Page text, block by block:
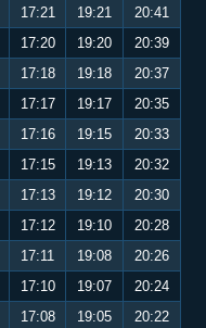
17:21 19:21
20:41
17:20 19:20
20:39
17:18 19:18
20:37
17:17 19:17
20:35
17:16 19:15
20:33
17:15 19:13
20:32
17:13 19:12
20:30
17:12 19:10
20:28
17:11 19:08
20:26
17:10 19:07
20:24
17:08 19:05 20:22